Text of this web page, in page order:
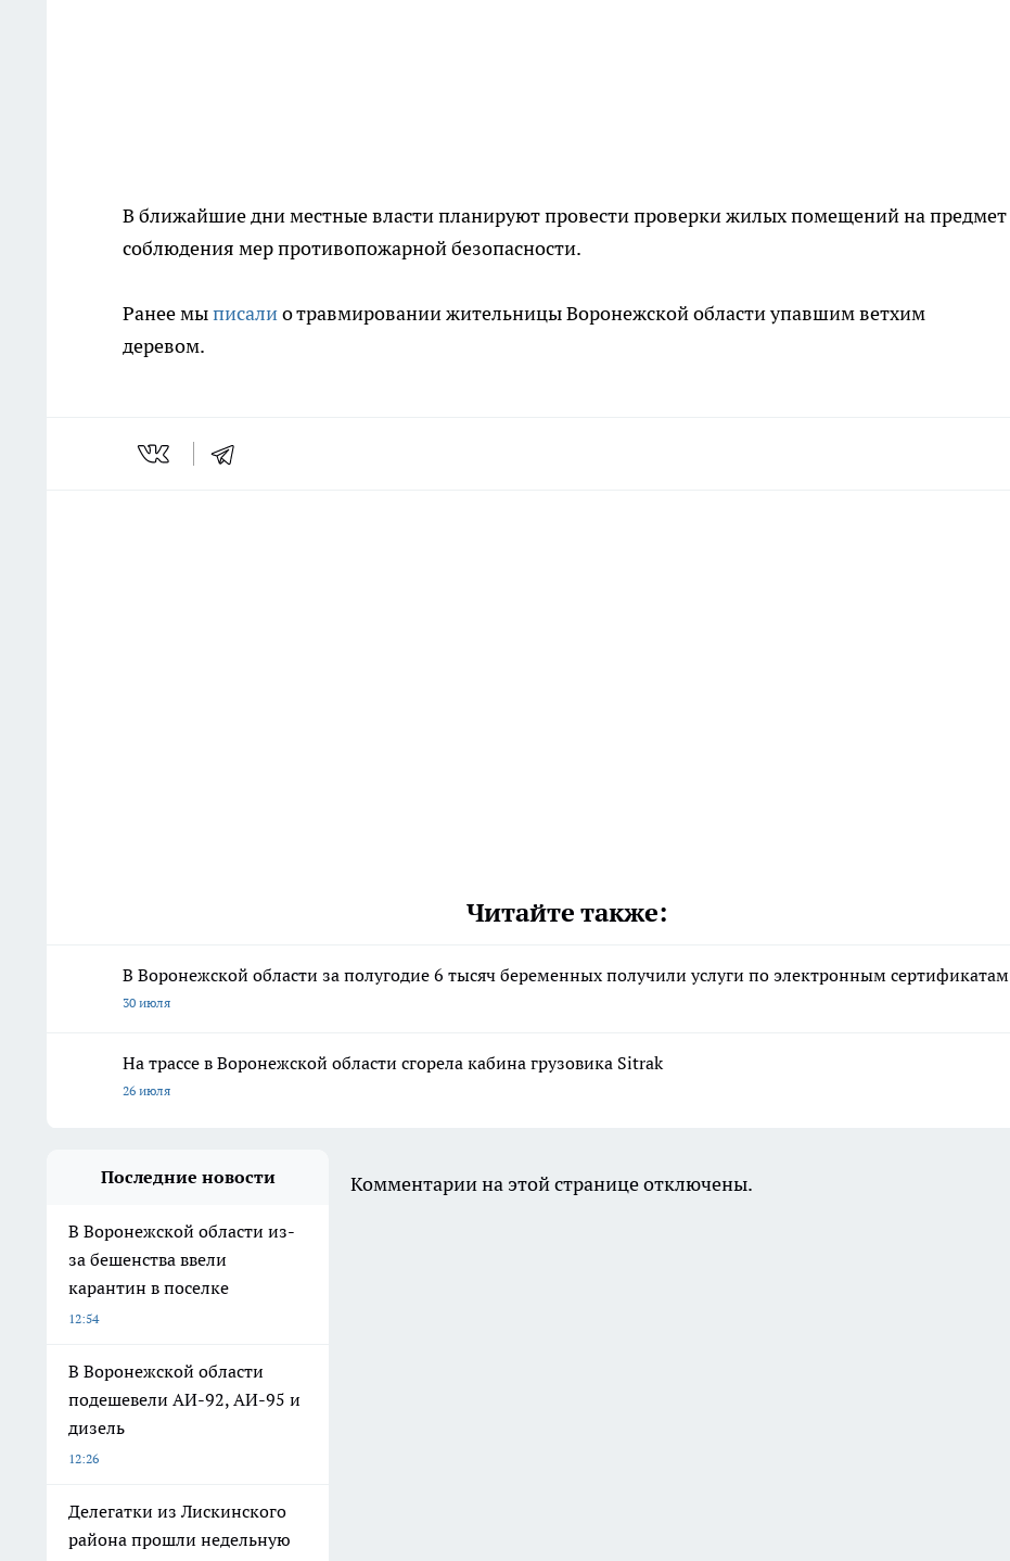
В ближайшие дни местные власти планируют провести проверки жилых помещений на предмет
соблюдения мер противопожарной безопасности.
Ранее мыписалио травмировании жительницы Воронежской области упавшим ветхим
деревом.
Читайте также:
В Воронежской области за полугодие 6 тысяч беременных получили услуги по электронным сертификатам
30 июля
На трассе в Воронежской области сгорела кабина грузовика Sitrak
26 июля
Последние новости
В Воронежской области из-
за бешенства ввели
карантин в поселке
12:54
В Воронежской области
подешевели АИ-92, АИ-95 и
дизель
12:26
Делегатки из Лискинского
района прошли недельную
Комментарии на этой странице отключены.